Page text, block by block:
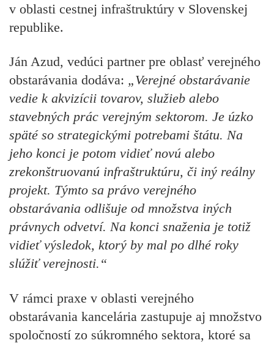
v oblasti cestnej infraštruktúry v Slovenskej
republike.
Ján Azud, vedúci partner pre oblasť verejného
obstarávania dodáva: „Verejné obstarávanie
vedie k akvizícii tovarov, služieb alebo
stavebných prác verejným sektorom. Je úzko
späté so strategickými potrebami štátu. Na
jeho konci je potom vidieť novú alebo
zrekonštruovanú infraštruktúru, či iný reálny
projekt. Týmto sa právo verejného
obstarávania odlišuje od množstva iných
právnych odvetví. Na konci snaženia je totiž
vidieť výsledok, ktorý by mal po dlhé roky
slúžiť verejnosti.“
V rámci praxe v oblasti verejného
obstarávania kancelária zastupuje aj množstvo
spoločností zo súkromného sektora, ktoré sa